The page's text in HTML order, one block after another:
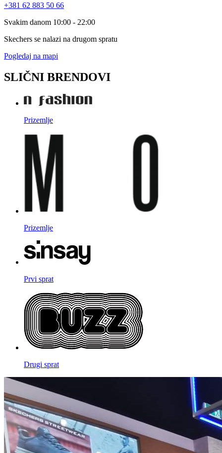
+381 62 883 50 66
Svakim danom 10:00 - 22:00
Skechers se nalazi na drugom spratu
Pogledaj na mapi
SLIČNI BRENDOVI
Prizemlje
Prizemlje
Prvi sprat
Drugi sprat